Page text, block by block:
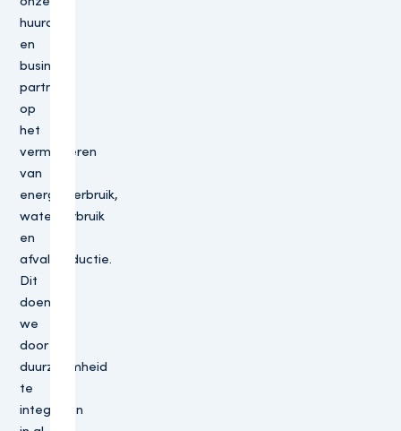
huurders
en
business
partners,
op
het
verminderen
van
energieverbruik,
waterverbruik
en
afvalproductie.
Dit
doen
we
door
duurzaamheid
te
integreren